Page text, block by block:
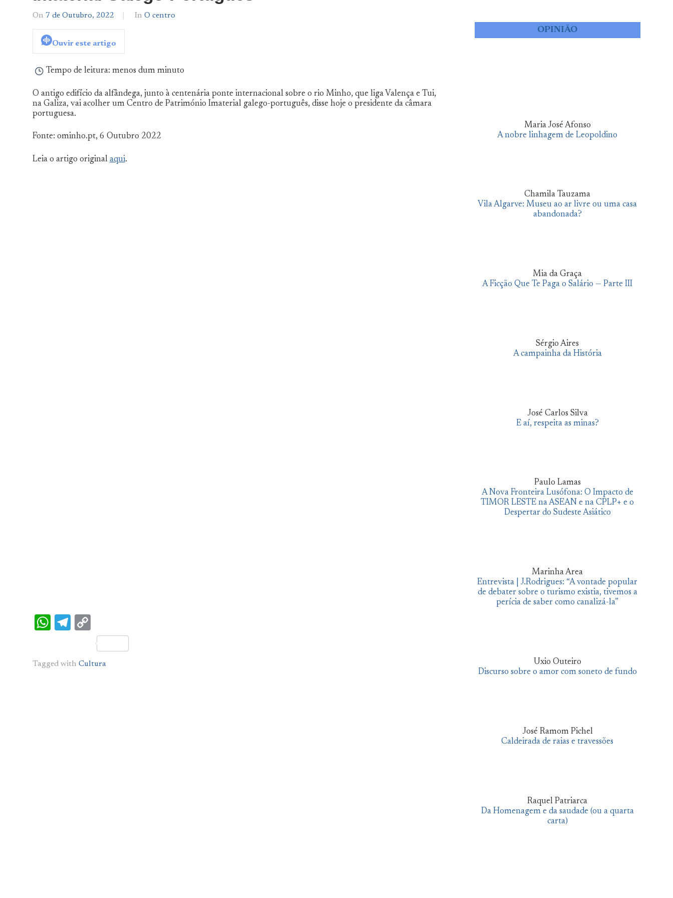
On 7 de Outubro, 2022
By
In O centro
Ouvir este artigo
Tempo de leitura: menos dum minuto
O antigo edifício da alfândega, junto à centenária ponte internacional sobre o rio Minho, que liga Valença e Tui,
na Galiza, vai acolher um Centro de Património Imaterial galego-português, disse hoje o presidente da câmara
portuguesa.
Fonte: ominho.pt, 6 Outubro 2022
Leia o artigo original aqui.
WhatsApp
Telegram
Link
Tagged with Cultura
OPINIÃO
Maria José Afonso
A nobre linhagem de Leopoldino
Chamila Tauzama
Vila Algarve: Museu ao ar livre ou uma casa
abandonada?
Mia da Graça
A Ficção Que Te Paga o Salário — Parte III
Sérgio Aires
A campainha da História
José Carlos Silva
E aí, respeita as minas?
Paulo Lamas
A Nova Fronteira Lusófona: O Impacto de
TIMOR LESTE na ASEAN e na CPLP+ e o
Despertar do Sudeste Asiático
Marinha Area
Entrevista | J.Rodrigues: “A vontade popular
de debater sobre o turismo existia, tivemos a
perícia de saber como canalizá-la”
Uxio Outeiro
Discurso sobre o amor com soneto de fundo
José Ramom Pichel
Caldeirada de raias e travessões
Raquel Patriarca
Da Homenagem e da saudade (ou a quarta
carta)